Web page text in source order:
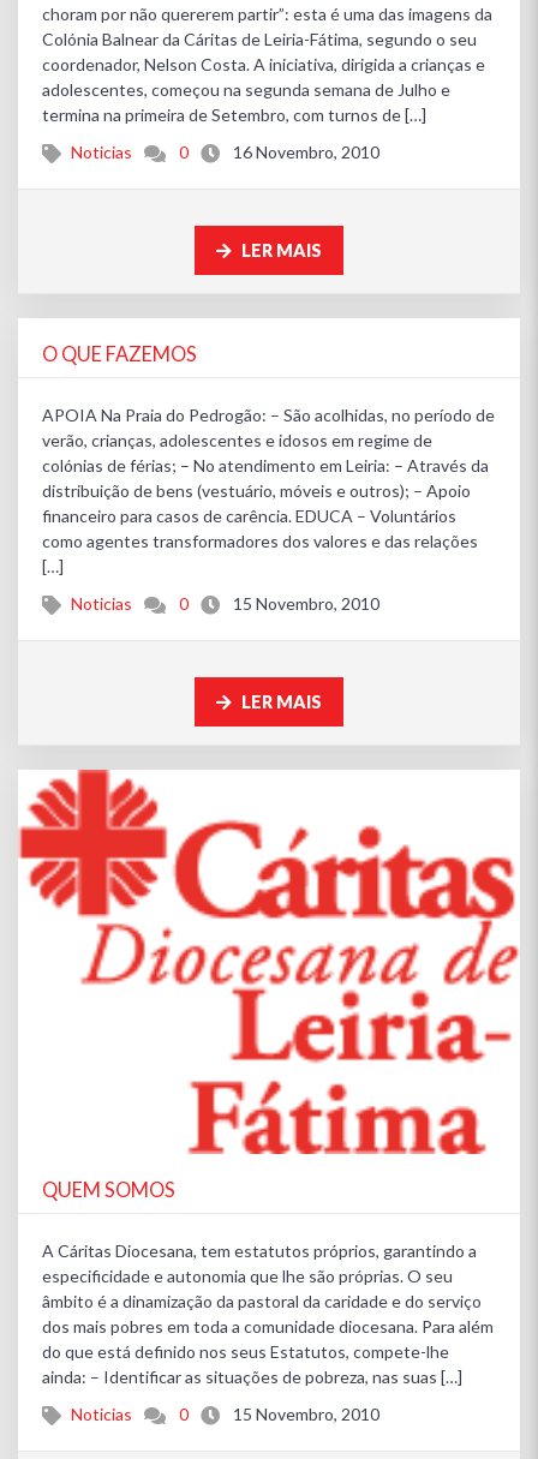
choram por não quererem partir”: esta é uma das imagens da
Colónia Balnear da Cáritas de Leiria-Fátima, segundo o seu
coordenador, Nelson Costa. A iniciativa, dirigida a crianças e
adolescentes, começou na segunda semana de Julho e
termina na primeira de Setembro, com turnos de […]
Noticias
0 16 Novembro, 2010
LER MAIS
O QUE FAZEMOS
APOIA Na Praia do Pedrogão: – São acolhidas, no período de
verão, crianças, adolescentes e idosos em regime de
colónias de férias; – No atendimento em Leiria: – Através da
distribuição de bens (vestuário, móveis e outros); – Apoio
financeiro para casos de carência. EDUCA – Voluntários
como agentes transformadores dos valores e das relações
[…]
Noticias
0 15 Novembro, 2010
LER MAIS
QUEM SOMOS
A Cáritas Diocesana, tem estatutos próprios, garantindo a
especificidade e autonomia que lhe são próprias. O seu
âmbito é a dinamização da pastoral da caridade e do serviço
dos mais pobres em toda a comunidade diocesana. Para além
do que está definido nos seus Estatutos, compete-lhe
ainda: – Identificar as situações de pobreza, nas suas […]
Noticias
0 15 Novembro, 2010